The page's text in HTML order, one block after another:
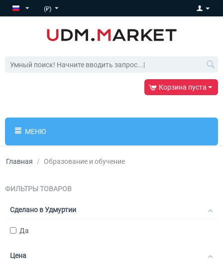
(₽)
Корзина пуста
МЕНЮ
Главная / Образование и обучение
ФИЛЬТРЫ ТОВАРОВ
Сделано в Удмуртии
Да
Цена